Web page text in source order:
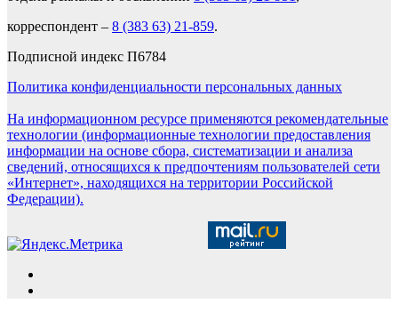
корреспондент – 8 (383 63) 21-859.
Подписной индекс П6784
Политика конфиденциальности персональных данных
На информационном ресурсе применяются рекомендательные
технологии (информационные технологии предоставления
информации на основе сбора, систематизации и анализа
сведений, относящихся к предпочтениям пользователей сети
«Интернет», находящихся на территории Российской
Федерации).